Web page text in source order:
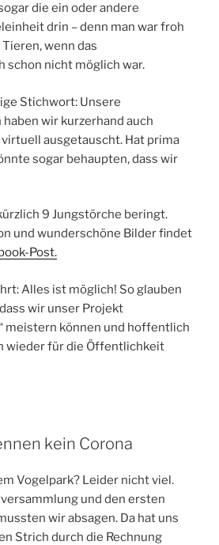
die ein oder andere
drin – denn man war froh
wenn das
schon nicht möglich war.
Stichwort: Unsere
wir kurzerhand auch
ausgetauscht. Hat prima
sogar behaupten, dass wir
9 Jungstörche beringt.
und wunderschöne Bilder findet
Post.
Alles ist möglich! So glauben
wir unser Projekt
meistern können und hoffentlich
wieder für die Öffentlichkeit
kein Corona
Vogelpark? Leider nicht viel.
und den ersten
wir absagen. Da hat uns
Strich durch die Rechnung